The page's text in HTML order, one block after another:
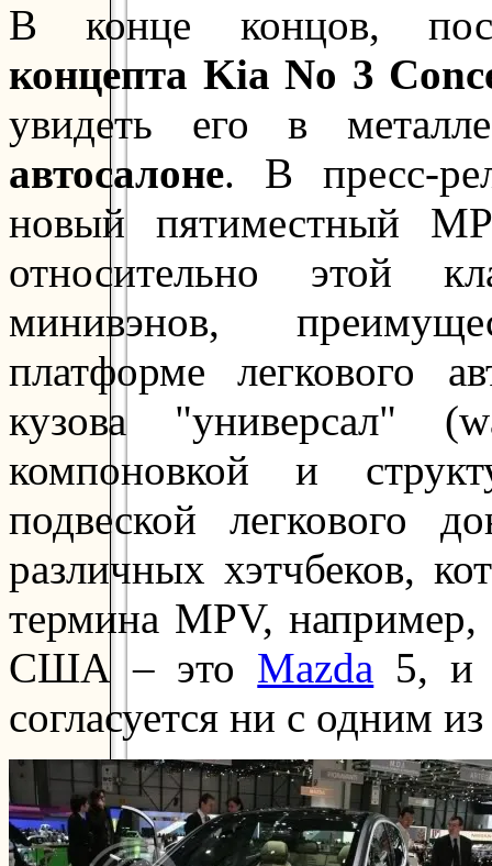
В конце концов,
концепта Kia No 3
увидеть его в
автосалоне. В пресс-
новый пятиместный
относительно этой
минивэнов,
платформе легкового
кузова "универсал"
компоновкой и
подвеской легкового
различных хэтчбеков,
термина MPV, например,
США – это Mazda 5,
согласуется ни с одним